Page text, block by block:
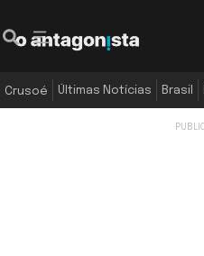
Crusoé Últimas Notícias Brasil